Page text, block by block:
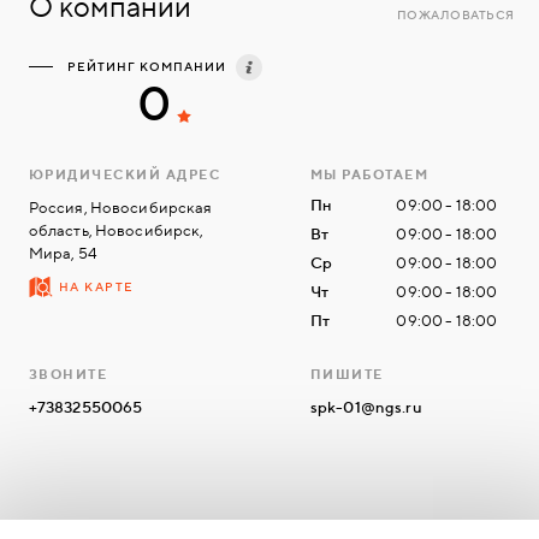
ПОЖАЛОВАТЬСЯ
РЕЙТИНГ КОМПАНИИ
0
ЮРИДИЧЕСКИЙ АДРЕС
Россия, Новосибирская
область, Новосибирск,
Мира, 54
НА КАРТЕ
МЫ РАБОТАЕМ
Пн
09:00 - 18:00
Вт
09:00 - 18:00
Ср
09:00 - 18:00
Чт
09:00 - 18:00
Пт
09:00 - 18:00
ЗВОНИТЕ
+73832550065
ПИШИТЕ
spk-01@ngs.ru